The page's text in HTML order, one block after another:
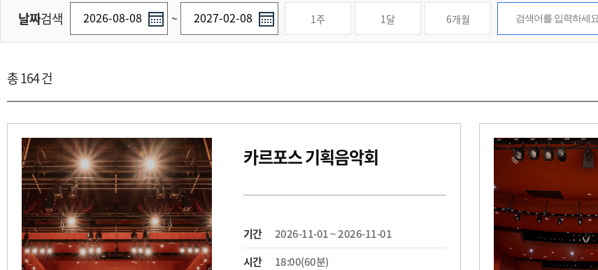
날짜검색 ~ 1주 1달 6개월
총 164 건
카르포스 기획음악회
기간
2026-11-01 ~ 2026-11-01
시간
18:00(60분)